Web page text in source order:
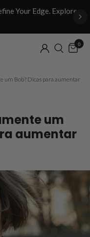
Your Edge. Explore
0
um Bob? Dicas para aumentar
um
aumentar